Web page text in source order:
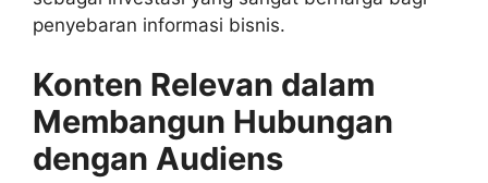
penyebaran informasi bisnis.
Konten Relevan dalam
Membangun Hubungan
dengan Audiens